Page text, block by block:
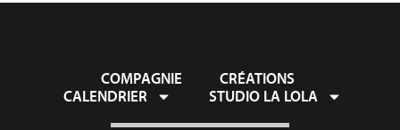
COMPAGNIE
CRÉATIONS
CALENDRIER
STUDIO LA LOLA